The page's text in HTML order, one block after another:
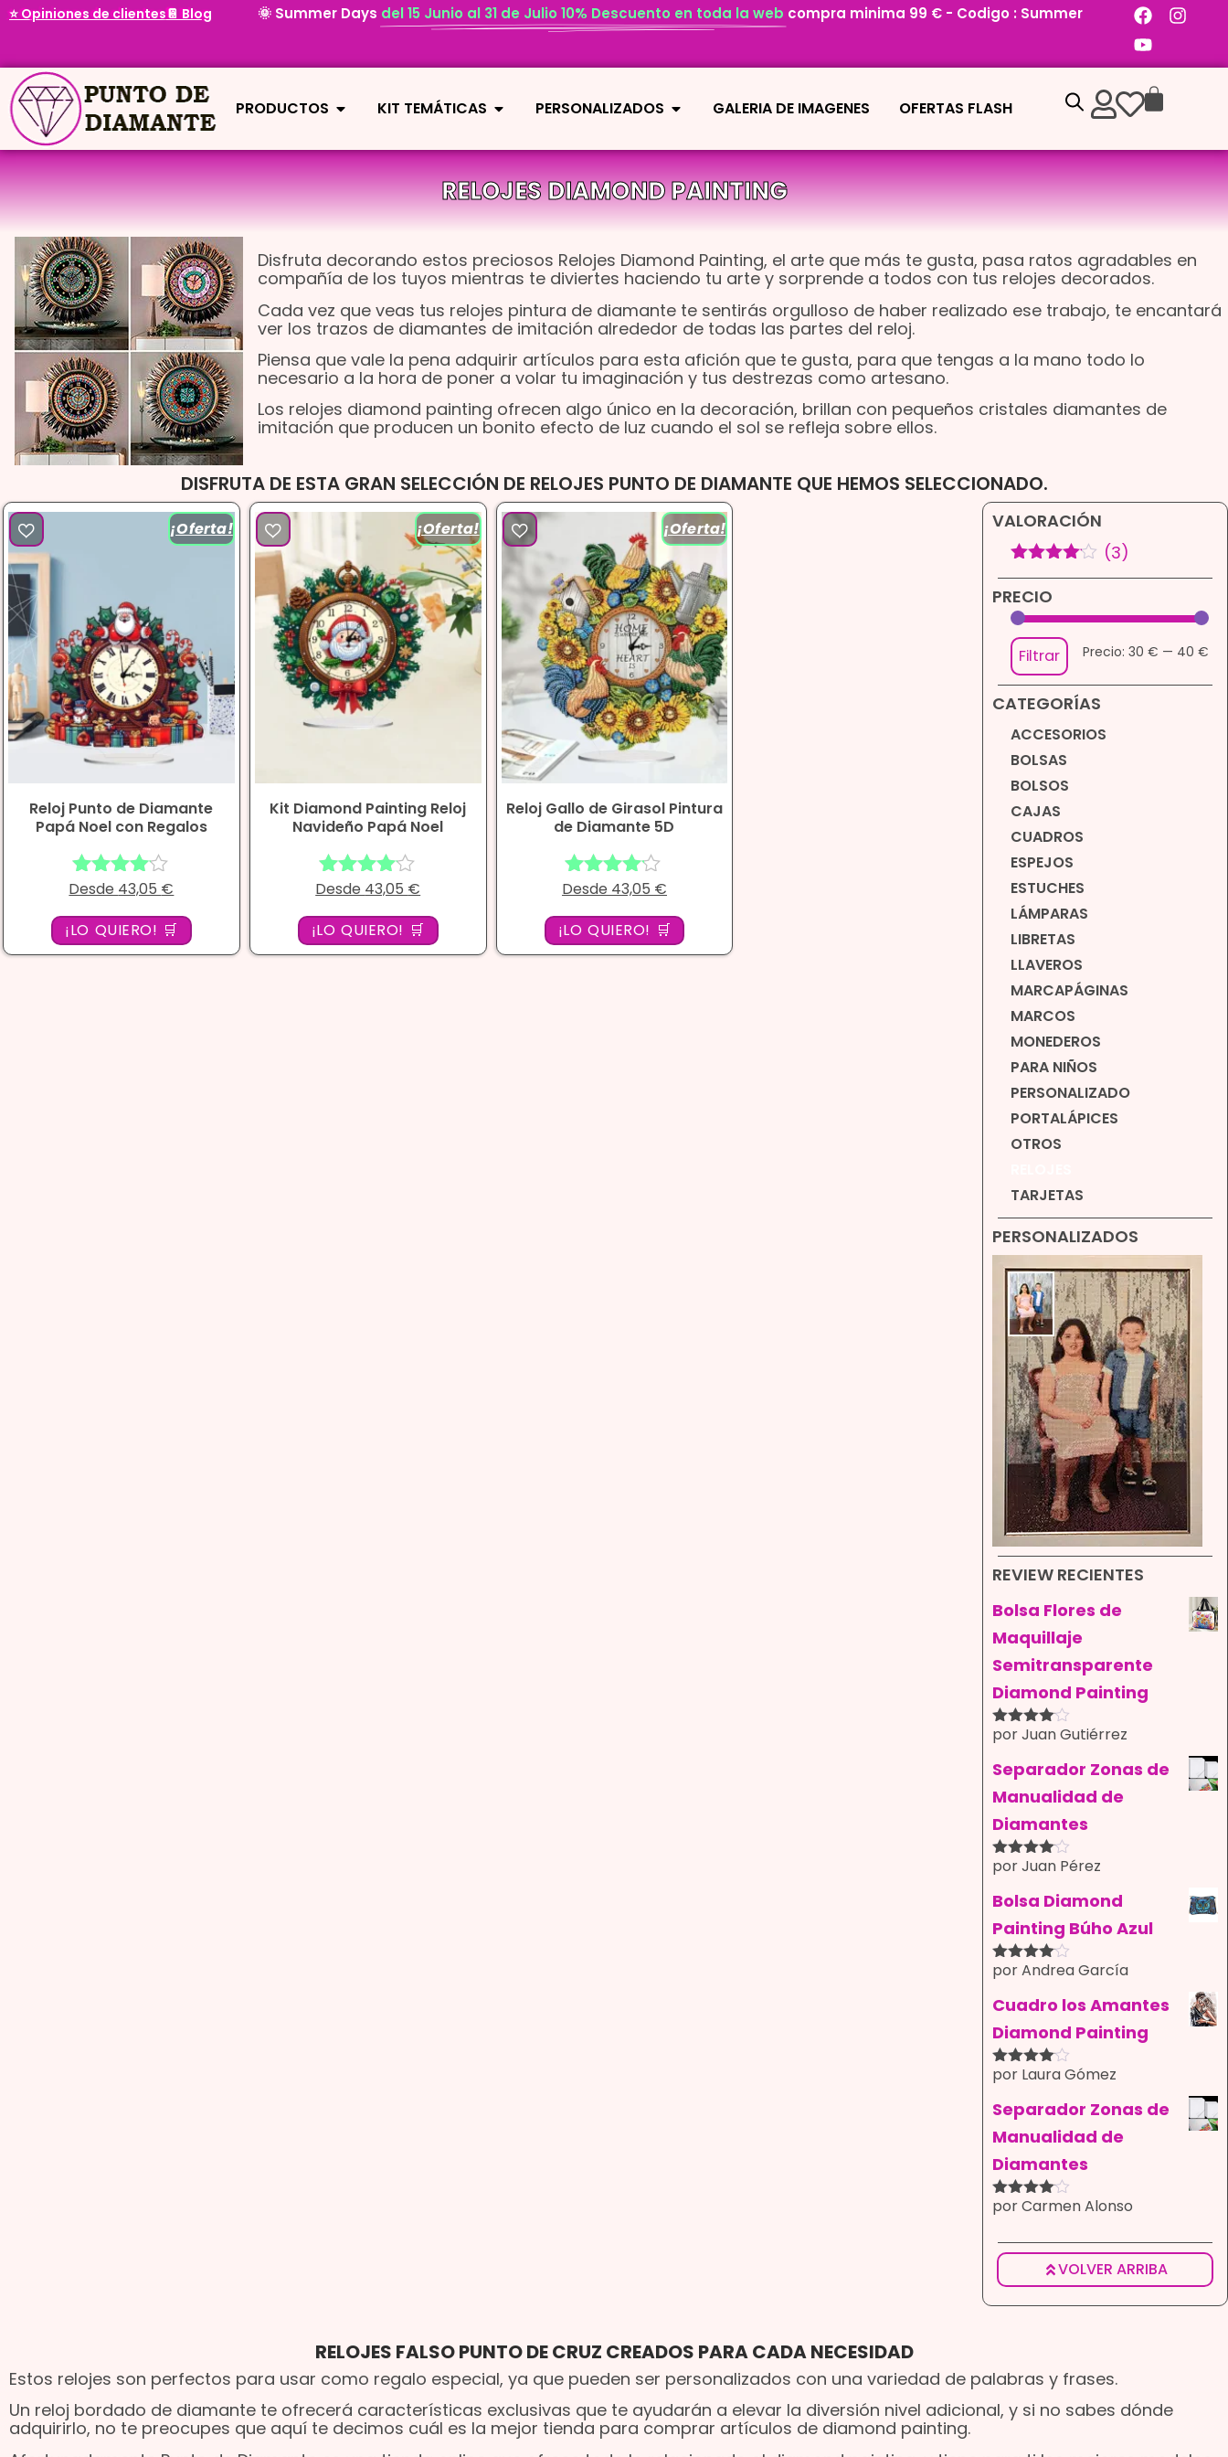
⭐ Opiniones de clientes📔 Blog 🌞 Summer Days del 15 Junio al 31 de Julio 10% Descuento en toda la web compra minima 99 € - Codigo : Summer
PRODUCTOS KIT TEMÁTICAS PERSONALIZADOS GALERIA DE IMAGENES OFERTAS FLASH
RELOJES DIAMOND PAINTING
Disfruta decorando estos preciosos Relojes Diamond Painting, el arte que más te gusta, pasa ratos agradables en
compañía de los tuyos mientras te diviertes haciendo tu arte y sorprende a todos con tus relojes decorados.
Cada vez que veas tus relojes pintura de diamante te sentirás orgulloso de haber realizado ese trabajo, te encantará
ver los trazos de diamantes de imitación alrededor de todas las partes del reloj.
Piensa que vale la pena adquirir artículos para esta afición que te gusta, para que tengas a la mano todo lo
necesario a la hora de poner a volar tu imaginación y tus destrezas como artesano.
Los relojes diamond painting ofrecen algo único en la decoración, brillan con pequeños cristales diamantes de
imitación que producen un bonito efecto de luz cuando el sol se refleja sobre ellos.
DISFRUTA DE ESTA GRAN SELECCIÓN DE RELOJES PUNTO DE DIAMANTE QUE HEMOS SELECCIONADO.
¡Oferta!
Reloj Punto de Diamante
Papá Noel con Regalos
Valorado
4.00
de 5
Desde 43,05 €
¡LO QUIERO! 🛒
¡Oferta!
Kit Diamond Painting Reloj
Navideño Papá Noel
Valorado
4.00
de 5
Desde 43,05 €
¡LO QUIERO! 🛒
¡Oferta!
Reloj Gallo de Girasol Pintura
de Diamante 5D
Valorado
4.00
de 5
Desde 43,05 €
¡LO QUIERO! 🛒
VALORACIÓN
Valorado
con4de
5
(3)
PRECIO
Filtrar Precio: 30 € — 40 €
CATEGORÍAS
ACCESORIOS
BOLSAS
BOLSOS
CAJAS
CUADROS
ESPEJOS
ESTUCHES
LÁMPARAS
LIBRETAS
LLAVEROS
MARCAPÁGINAS
MARCOS
MONEDEROS
PARA NIÑOS
PERSONALIZADO
PORTALÁPICES
OTROS
TARJETAS
PERSONALIZADOS
REVIEW RECIENTES
Bolsa Flores de
Maquillaje
Semitransparente
Diamond Painting
Valorado
5
por Juan Gutiérrez
Separador Zonas de
Manualidad de
Diamantes
Valorado
5
por Juan Pérez
Bolsa Diamond
Painting Búho Azul
Valorado
5
por Andrea García
Cuadro los Amantes
Diamond Painting
Valorado
5
por Laura Gómez
Separador Zonas de
Manualidad de
Diamantes
Valorado
por Carmen Alonso
VOLVER ARRIBA
RELOJES FALSO PUNTO DE CRUZ CREADOS PARA CADA NECESIDAD
Estos relojes son perfectos para usar como regalo especial, ya que pueden ser personalizados con una variedad de palabras y frases.
Un reloj bordado de diamante te ofrecerá características exclusivas que te ayudarán a elevar la diversión nivel adicional, y si no sabes dónde
adquirirlo, no te preocupes que aquí te decimos cuál es la mejor tienda para comprar artículos de diamond painting.